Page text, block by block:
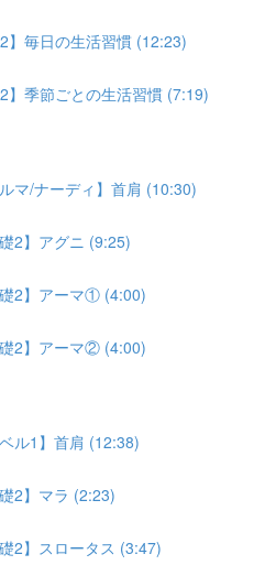
】毎日の生活習慣 (12:23)
】季節ごとの生活習慣 (7:19)
マ/ナーディ】首肩 (10:30)
2】アグニ (9:25)
礎2】アーマ① (4:00)
礎2】アーマ② (4:00)
ル1】首肩 (12:38)
2】マラ (2:23)
2】スロータス (3:47)